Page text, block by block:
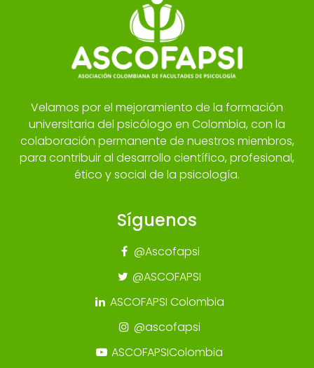
Velamos por el mejoramiento de la formación
universitaria del psicólogo en Colombia, con la
colaboración permanente de nuestros miembros,
para contribuir al desarrollo científico, profesional,
ético y social de la psicología.
Síguenos
@Ascofapsi
@ASCOFAPSI
ASCOFAPSI Colombia
@ascofapsi
ASCOFAPSIColombia